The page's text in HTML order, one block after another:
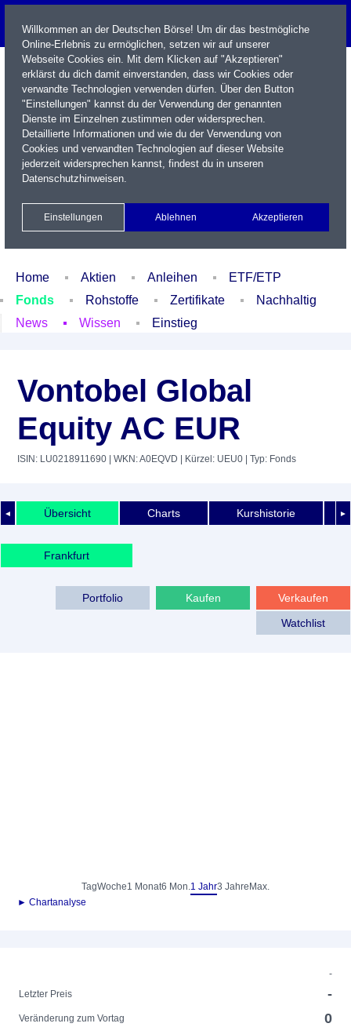
Name / WKN / ISIN / Kürzel
Xetra Realtime
Watchlist Portfolio Login
Home Aktien Anleihen
ETF/ETP
Fonds
Rohstoffe Zertifikate
Nachhaltig
News
Wissen Einstieg
Vontobel Global
Equity AC EUR
ISIN: LU0218911690 | WKN: A0EQVD | Kürzel: UEU0 | Typ: Fonds
◄ ►
Übersicht Charts Kurshistorie
Frankfurt
Verkaufen
Kaufen
Portfolio
Watchlist
TagWoche1 Monat6 Mon.1 Jahr3 Jahre Max.
► Chartanalyse
-
Letzter Preis
-
Veränderung zum Vortag 0
Willkommen an der Deutschen Börse! Um dir das bestmögliche
Online-Erlebnis zu ermöglichen, setzen wir auf unserer
Webseite Cookies ein. Mit dem Klicken auf "Akzeptieren"
erklärst du dich damit einverstanden, dass wir Cookies oder
verwandte Technologien verwenden dürfen. Über den Button
"Einstellungen" kannst du der Verwendung der genannten
Dienste im Einzelnen zustimmen oder widersprechen.
Detaillierte Informationen und wie du der Verwendung von
Cookies und verwandten Technologien auf dieser Website
jederzeit widersprechen kannst, findest du in unseren
Datenschutzhinweisen.
Einstellungen Ablehnen Akzeptieren